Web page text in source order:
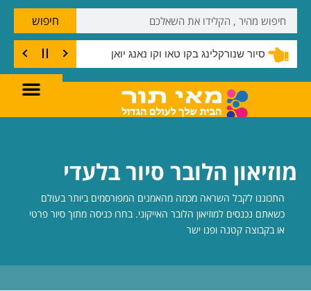
שנורקלינג בצוק קו טאו
חיפוש
מוזיאון הלובר סיור בלעדי
התכוננו לקבל השראה מכמה מהאמנים המפורסמים ביותר בעולם
כשאתם נכנסים למוזיאון הלובר האייקוני. בחרו כניסה מתוך סיור פרטי
או בקבוצה קטנה ופנו ישר